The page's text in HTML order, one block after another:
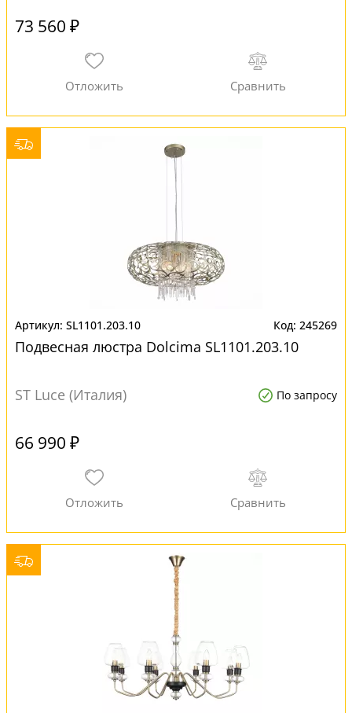
73 560 ₽
SL1101.203.10 245269
Подвесная люстра Dolcima SL1101.203.10
ST Luce (Италия) По запросу
66 990 ₽